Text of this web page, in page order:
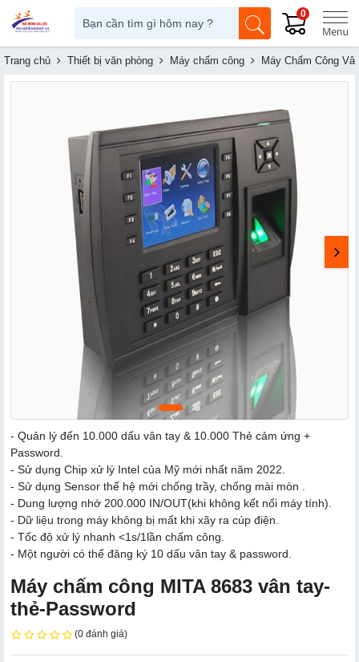
0
Trang chủ Thiết bị văn phòng Máy chấm công Máy Chấm Công
- Quản lý đến 10.000 dấu vân tay & 10.000 Thẻ cảm ứng +
Password.
- Sử dụng Chip xử lý Intel của Mỹ mới nhất năm 2022.
- Sử dụng Sensor thế hệ mới chống trầy, chống mài mòn .
- Dung lượng nhớ 200.000 IN/OUT(khi không kết nối máy tính).
- Dữ liệu trong máy không bị mất khi xãy ra cúp điện.
- Tốc độ xử lý nhanh <1s/1lần chấm công.
- Một người có thể đăng ký 10 dấu vân tay & password.
Máy chấm công MITA 8683 vân tay-
thẻ-Password
(0 đánh giá)